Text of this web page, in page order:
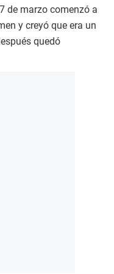
de marzo comenzó a
y creyó que era un
quedó